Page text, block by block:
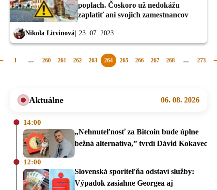
poplach. Čoskoro už nedokážu
zaplatiť ani svojich zamestnancov
Nikola Litvinová 23. 07. 2023
1 … 260 261 262 263 264 265 266 267 268 … 273
Aktuálne 06. 08. 2026
14:00
„Nehnuteľnosť za Bitcoin bude úplne
bežná alternatíva,” tvrdí Dávid Kokavec
12:00
Slovenská sporiteľňa odstaví služby:
Výpadok zasiahne Georgea aj